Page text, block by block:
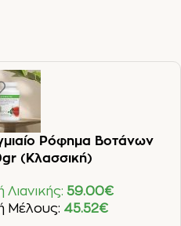
Ρόφημα Βοτάνων
(Κλασσική)
Λιανικής: 59.00€
Μέλους: 45.52€